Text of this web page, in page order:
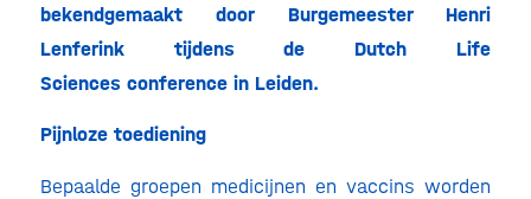
bekendgemaakt door Burgemeester Henri
Lenferink tijdens de Dutch Life
Sciences conference in Leiden.
Pijnloze toediening
Bepaalde groepen medicijnen en vaccins worden